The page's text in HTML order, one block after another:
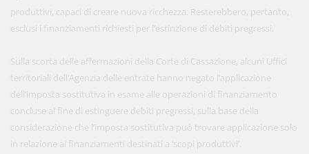
produttivi, capaci di creare nuova ricchezza. Resterebbero, pertanto,
esclusi i finanziamenti richiesti per l’estinzione di debiti pregressi.
Sulla scorta delle affermazioni della Corte di Cassazione, alcuni Uffici
territoriali dell’Agenzia delle entrate hanno negato l’applicazione
dell’imposta sostitutiva in esame alle operazioni di finanziamento
concluse al fine di estinguere debiti pregressi, sulla base della
considerazione che l’imposta sostitutiva può trovare applicazione solo
in relazione ai finanziamenti destinati a ‘scopi produttivi’.